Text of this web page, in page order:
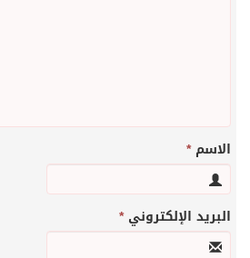
الاسم*
البريد الإلكتروني*